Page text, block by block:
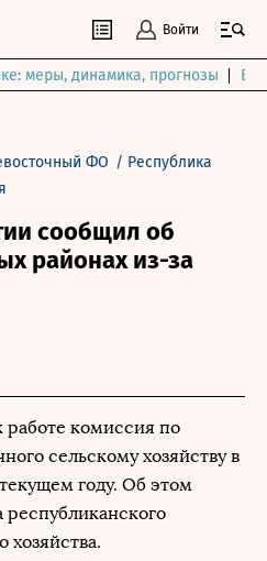
Войти
меры, динамика, прогнозы
ФО / Республика
сообщил об
районах из-за
работе комиссия по
сельскому хозяйству в
году. Об этом
хозяйства.